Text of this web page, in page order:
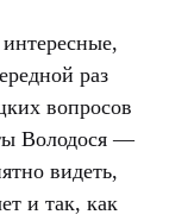
раз
вопросов
Володося —
видеть,
и так, как